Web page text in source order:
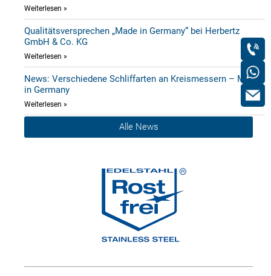
Weiterlesen »
Qualitätsversprechen „Made in Germany“ bei Herbertz
GmbH & Co. KG
Weiterlesen »
News: Verschiedene Schliffarten an Kreismessern – Made
in Germany
Weiterlesen »
Alle News